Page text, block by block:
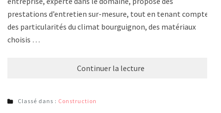
prestations d’entretien sur-mesure, tout en tenant compte
des particularités du climat bourguignon, des matériaux
choisis …
Continuer la lecture
Classé dans : Construction